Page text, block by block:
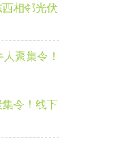
相邻光伏
聚集令！
令！线下